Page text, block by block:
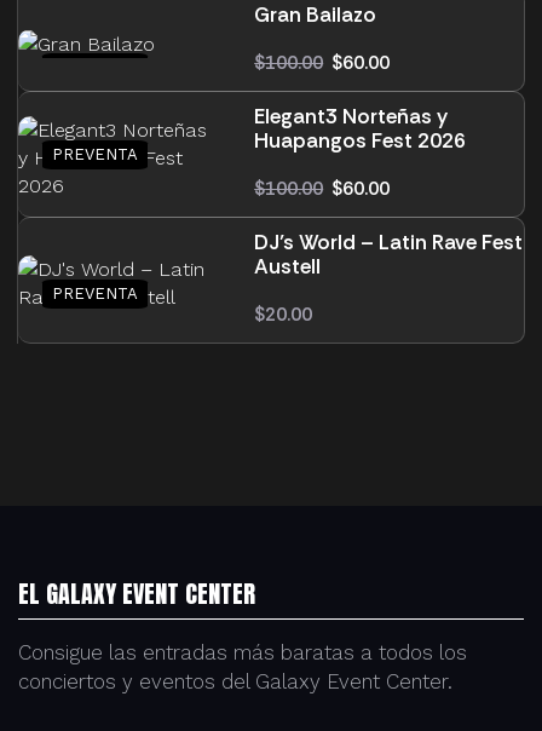
Gran Bailazo
$100.00 $60.00
Elegant3 Norteñas y
Huapangos Fest 2026
$100.00 $60.00
DJ’s World – Latin Rave Fest
Austell
$20.00
EL GALAXY EVENT CENTER
Consigue las entradas más baratas a todos los
conciertos y eventos del Galaxy Event Center.